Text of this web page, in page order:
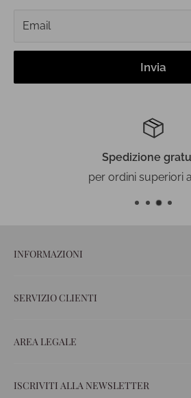
Email
Invia
Spedizione
per ordini superiori
ISCRIVITI ALLA NEWSLETTER
INFORMAZIONI
Chi siamo
SERVIZIO CLIENTI
Ordini
Pagamenti
AREA LEGALE
Privacy policy